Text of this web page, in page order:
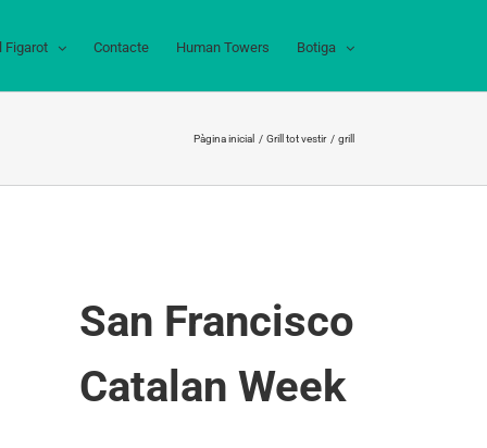
Figarot Contacte Human Towers Botiga
Pàgina inicial Grill tot vestir grill
San Francisco
Catalan Week